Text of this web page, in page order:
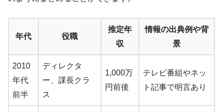
年代 役職
推定年
収
情報の出典例や背
景
2010
年代
前半
ディレクタ
ー、課長クラ
ス
1,000万
円前後
テレビ番組やネッ
ト記事で明言あり